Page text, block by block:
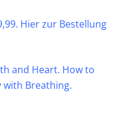
Hier zur Bestellung
and Heart. How to
with Breathing.